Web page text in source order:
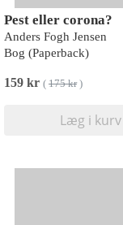
Pest eller corona?
Anders Fogh Jensen
Bog (Paperback)
159 kr ( 175 kr)
Læg i kurv